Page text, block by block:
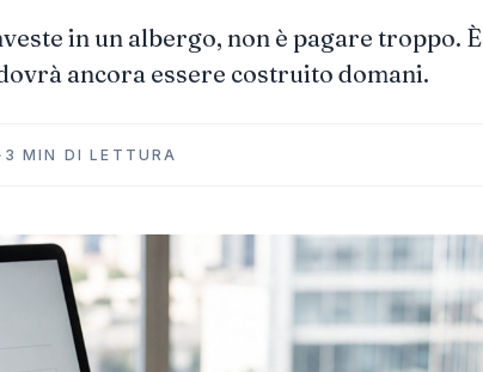
in un albergo, non è pagare troppo. È
ancora essere costruito domani.
· 3 MIN DI LETTURA